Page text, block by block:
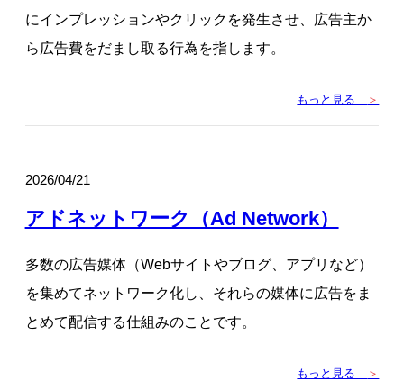
にインプレッションやクリックを発生させ、広告主か
ら広告費をだまし取る行為を指します。
もっと見る ＞
2026/04/21
アドネットワーク（Ad Network）
多数の広告媒体（Webサイトやブログ、アプリなど）
を集めてネットワーク化し、それらの媒体に広告をま
とめて配信する仕組みのことです。
もっと見る ＞